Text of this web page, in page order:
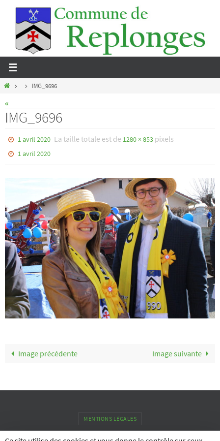
contenu
Home IMG_9696
«
IMG_9696
1 avril 2020 La taille totale est de 1280 × 853 pixels
1 avril 2020
Image précédente Image suivante
MENTIONS LÉGALES